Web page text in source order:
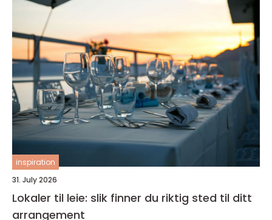
inspiration
31. July 2026
Lokaler til leie: slik finner du riktig sted til ditt
arrangement